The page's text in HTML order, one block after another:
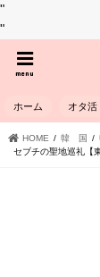
"
"
menu
ホーム オタ活
HOME 韓 国
セブチの聖地巡礼【